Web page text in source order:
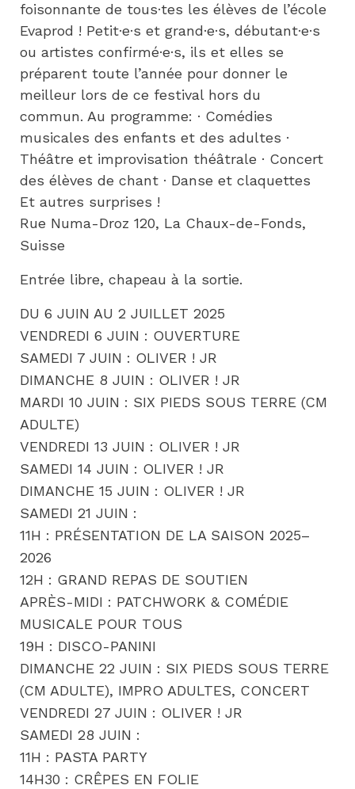
foisonnante de tous·tes les élèves de l’école
Evaprod ! Petit·e·s et grand·e·s, débutant·e·s
ou artistes confirmé·e·s, ils et elles se
préparent toute l’année pour donner le
meilleur lors de ce festival hors du
commun. Au programme: · Comédies
musicales des enfants et des adultes ·
Théâtre et improvisation théâtrale · Concert
des élèves de chant · Danse et claquettes
Et autres surprises !
DU 6 JUIN AU 2 JUILLET 2025
VENDREDI 6 JUIN : OUVERTURE
SAMEDI 7 JUIN : OLIVER ! JR
DIMANCHE 8 JUIN : OLIVER ! JR
MARDI 10 JUIN : SIX PIEDS SOUS TERRE (CM
ADULTE)
VENDREDI 13 JUIN : OLIVER ! JR
SAMEDI 14 JUIN : OLIVER ! JR
DIMANCHE 15 JUIN : OLIVER ! JR
SAMEDI 21 JUIN :
11H : PRÉSENTATION DE LA SAISON 2025–
2026
12H : GRAND REPAS DE SOUTIEN
APRÈS-MIDI : PATCHWORK & COMÉDIE
MUSICALE POUR TOUS
19H : DISCO-PANINI
DIMANCHE 22 JUIN : SIX PIEDS SOUS TERRE
(CM ADULTE), IMPRO ADULTES, CONCERT
VENDREDI 27 JUIN : OLIVER ! JR
SAMEDI 28 JUIN :
11H : PASTA PARTY
14H30 : CRÊPES EN FOLIE
Entrée libre, chapeau à la sortie.
Rue Numa-Droz 120, La Chaux-de-Fonds,
Suisse